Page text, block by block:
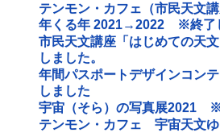
テンモン・カフェ（市民天文
年くる年 2021→2022 ※終了
市民天文講座「はじめての天
しました。
年間パスポートデザインコン
しました
宇宙（そら）の写真展2021
テンモン・カフェ 宇宙天文